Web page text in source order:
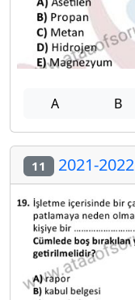
A B
11 2021-